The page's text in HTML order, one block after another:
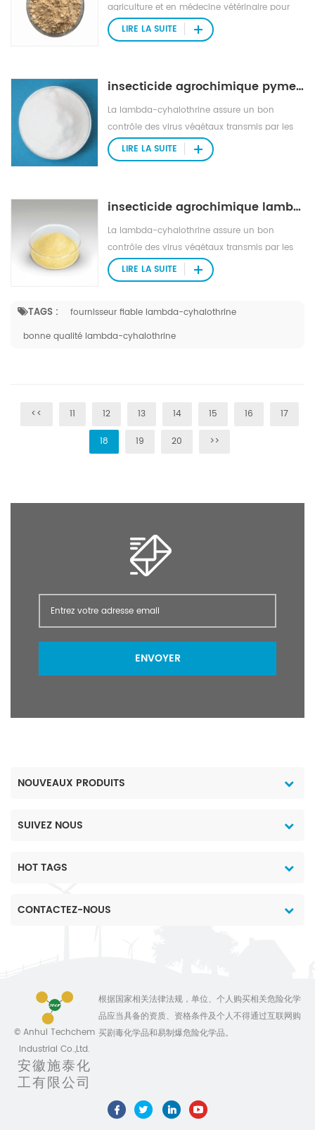
agriculture et en médecine vétérinaire pour
tuer les parasites externes du bétail et des
animaux de compagnie.
LIRE LA SUITE
insecticide agrochimique pymetrozine
La lambda-cyhalothrine assure un bon
contrôle des virus végétaux transmis par les
insectes. également utilisé pour lutter contre
les insectes nuisibles en santé publique.
LIRE LA SUITE
insecticide agrochimique lambda-cyhalothrine
La lambda-cyhalothrine assure un bon
contrôle des virus végétaux transmis par les
insectes. également utilisé pour lutter contre
les insectes nuisibles en santé publique.
TAGS :
fournisseur fiable lambda-cyhalothrine
bonne qualité lambda-cyhalothrine
LIRE LA SUITE
<< 11 12 13 14 15 16 17
18 19 20 >>
ENVOYER
NOUVEAUX PRODUITS
SUIVEZ NOUS
HOT TAGS
CONTACTEZ-NOUS
© Anhui Techchem
Industrial Co.,Ltd.
安徽施泰化
工有限公司
根据国家相关法律法规，单位、个人购买相关危险化学
品应当具备的资质、资格条件及个人不得通过互联网购
买剧毒化学品和易制爆危险化学品。